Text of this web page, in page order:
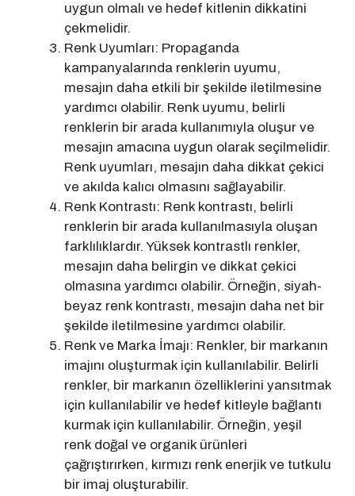
uygun olmalı ve hedef kitlenin dikkatini
çekmelidir.
Renk Uyumları: Propaganda
kampanyalarında renklerin uyumu,
mesajın daha etkili bir şekilde iletilmesine
yardımcı olabilir. Renk uyumu, belirli
renklerin bir arada kullanımıyla oluşur ve
mesajın amacına uygun olarak seçilmelidir.
Renk uyumları, mesajın daha dikkat çekici
ve akılda kalıcı olmasını sağlayabilir.
Renk Kontrastı: Renk kontrastı, belirli
renklerin bir arada kullanılmasıyla oluşan
farklılıklardır. Yüksek kontrastlı renkler,
mesajın daha belirgin ve dikkat çekici
olmasına yardımcı olabilir. Örneğin, siyah-
beyaz renk kontrastı, mesajın daha net bir
şekilde iletilmesine yardımcı olabilir.
Renk ve Marka İmajı: Renkler, bir markanın
imajını oluşturmak için kullanılabilir. Belirli
renkler, bir markanın özelliklerini yansıtmak
için kullanılabilir ve hedef kitleyle bağlantı
kurmak için kullanılabilir. Örneğin, yeşil
renk doğal ve organik ürünleri
çağrıştırırken, kırmızı renk enerjik ve tutkulu
bir imaj oluşturabilir.